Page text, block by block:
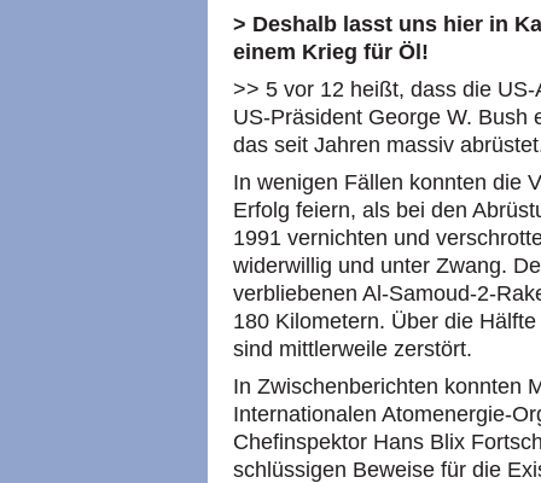
> Deshalb lasst uns hier in
einem Krieg für Öl!
>> 5 vor 12 heißt, dass die
US-Präsident George W. Bush
das seit Jahren massiv
In wenigen Fällen konnten die
Erfolg feiern, als bei den
1991 vernichten und
widerwillig und unter Zwang.
verbliebenen Al-Samoud-2-
180 Kilometern. Über die
sind mittlerweile zerstört.
In Zwischenberichten konnten
Internationalen Atomenergie-
Chefinspektor Hans Blix
schlüssigen Beweise für die